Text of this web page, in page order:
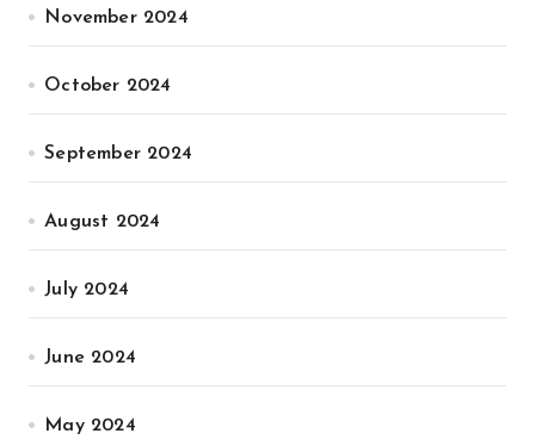
November 2024
October 2024
September 2024
August 2024
July 2024
June 2024
May 2024